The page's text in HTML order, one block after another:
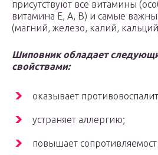
присутствуют все витамины
витамина E, A, B) и самые
(магний, железо, калий,
Шиповник обладает
свойствами:
оказывает
устраняет аллергию;
повышает